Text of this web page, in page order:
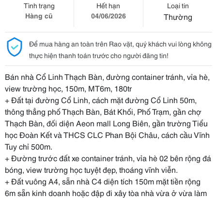
Tình trạng
Hàng cũ
Hết hạn
04/06/2026
Loại tin
Thường
Để mua hàng an toàn trên Rao vặt, quý khách vui lòng không
thực hiện thanh toán trước cho người đăng tin!
Bán nhà Cổ Linh Thạch Bàn, đường container tránh, vỉa hè,
view trường học, 150m, MT6m, 180tr
+ Đất tại đường Cổ Linh, cách mặt đường Cổ Linh 50m,
thông thẳng phố Thạch Bàn, Bát Khối, Phố Trạm, gần chợ
Thạch Bàn, đối diện Aeon mall Long Biên, gần trường Tiểu
học Đoàn Kết và THCS CLC Phan Bội Châu, cách cầu Vĩnh
Tuy chỉ 500m.
+ Đường trước đất xe container tránh, vỉa hè 02 bên rộng đá
bóng, view trường học tuyệt đẹp, thoáng vĩnh viễn.
+ Đất vuông A4, sẵn nhà C4 diện tích 150m mặt tiền rộng
6m sẵn kinh doanh hoặc đập đi xây tòa nhà vừa ở vừa làm